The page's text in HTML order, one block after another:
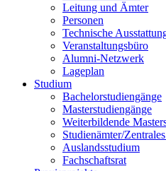
Leitung und Ämter
Personen
Technische
Veranstaltungsbüro
Alumni-Netzwerk
Lageplan
Studium
Bachelorstudiengänge
Masterstudiengänge
Weiterbildende
Studienämter/
Auslandsstudium
Fachschaftsrat